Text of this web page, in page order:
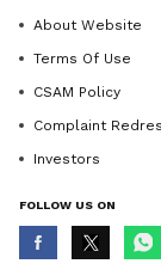
About Website
Terms Of Use
CSAM Policy
Complaint
Investors
FOLLOW US ON